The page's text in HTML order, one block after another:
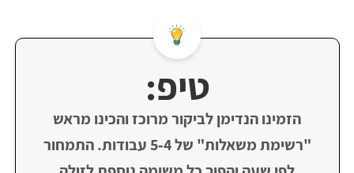
טיפ:
הזמינו הנדימן לביקור מרוכז והכינו מראש
"רשימת משאלות" של 4‑5 עבודות. התמחור